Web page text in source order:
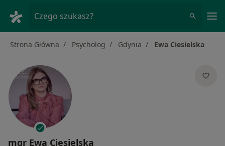
Czego szukasz?
Strona Główna Psycholog Gdynia Ewa Ciesielska
mgr Ewa Ciesielska